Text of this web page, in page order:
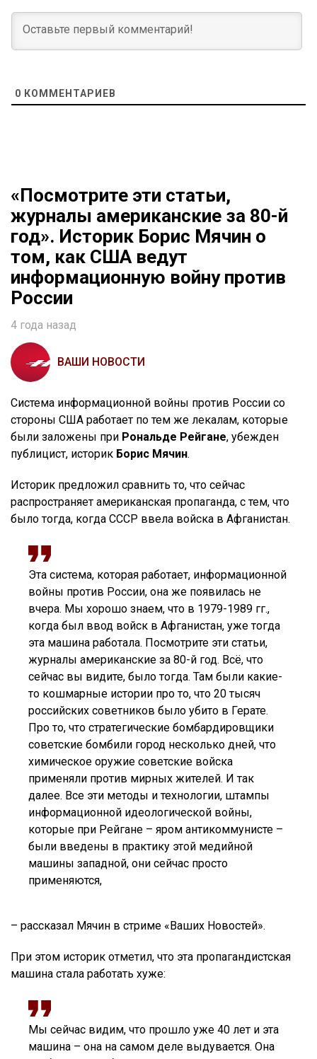
0 КОММЕНТАРИЕВ
«Посмотрите эти статьи,
журналы американские за 80-й
год». Историк Борис Мячин о
том, как США ведут
информационную войну против
России
4 года назад
ВАШИ НОВОСТИ
Система информационной войны против России со
стороны США работает по тем же лекалам, которые
были заложены при Рональде Рейгане, убежден
публицист, историк Борис Мячин.
Историк предложил сравнить то, что сейчас
распространяет американская пропаганда, с тем, что
было тогда, когда СССР ввела войска в Афганистан.
Эта система, которая работает, информационной
войны против России, она же появилась не
вчера. Мы хорошо знаем, что в 1979-1989 гг.,
когда был ввод войск в Афганистан, уже тогда
эта машина работала. Посмотрите эти статьи,
журналы американские за 80-й год. Всё, что
сейчас вы видите, было тогда. Там были какие-
то кошмарные истории про то, что 20 тысяч
российских советников было убито в Герате.
Про то, что стратегические бомбардировщики
советские бомбили город несколько дней, что
химическое оружие советские войска
применяли против мирных жителей. И так
далее. Все эти методы и технологии, штампы
информационной идеологической войны,
которые при Рейгане – яром антикоммунисте –
были введены в практику этой медийной
машины западной, они сейчас просто
применяются,
– рассказал Мячин в стриме «Ваших Новостей».
При этом историк отметил, что эта пропагандистская
машина стала работать хуже:
Мы сейчас видим, что прошло уже 40 лет и эта
машина – она на самом деле выдувается. Она